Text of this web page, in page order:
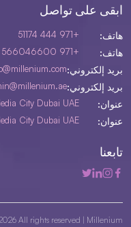
ابقى على تواصل
هاتف: +971 444 51174
هاتف: +971 566046600
بريد إلكتروني:
بريد إلكتروني:
عنوان: City Dubai UAE
عنوان: City Dubai UAE
تابعنا
All rights reserved | Millenium